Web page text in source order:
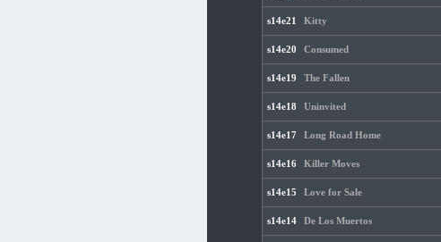
s14e21 Kitty
s14e20 Consumed
s14e19 The Fallen
s14e18 Uninvited
s14e17 Long Road Home
s14e16 Killer Moves
s14e15 Love for Sale
s14e14 De Los Muertos